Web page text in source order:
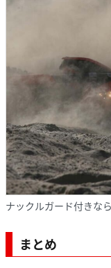
ナックルガード付きな
まとめ